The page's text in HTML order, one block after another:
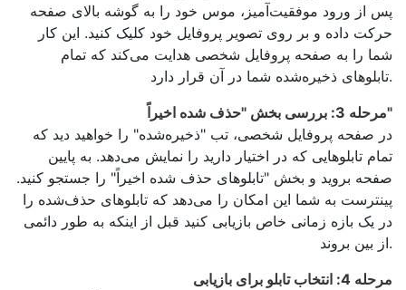
پس از ورود موفقیت‌آمیز، موس خود را به گوشه بالای صفحه
حرکت داده و بر روی تصویر پروفایل خود کلیک کنید. این کار
شما را به صفحه پروفایل شخصی هدایت می‌کند که تمام
تابلوهای ذخیره‌شده شما در آن قرار دارد.
مرحله 3: بررسی بخش "حذف شده اخیراً"
در صفحه پروفایل شخصی، تب "ذخیره‌شده" را خواهید دید که
تمام تابلوهایی که در اختیار دارید را نمایش می‌دهد. به پایین
صفحه بروید و بخش "تابلوهای حذف شده اخیراً" را جستجو کنید.
پینترست به شما این امکان را می‌دهد که تابلوهای حذف‌شده را
در یک بازه زمانی خاص بازیابی کنید قبل از اینکه به طور دائمی
از بین بروند.
مرحله 4: انتخاب تابلو برای بازیابی